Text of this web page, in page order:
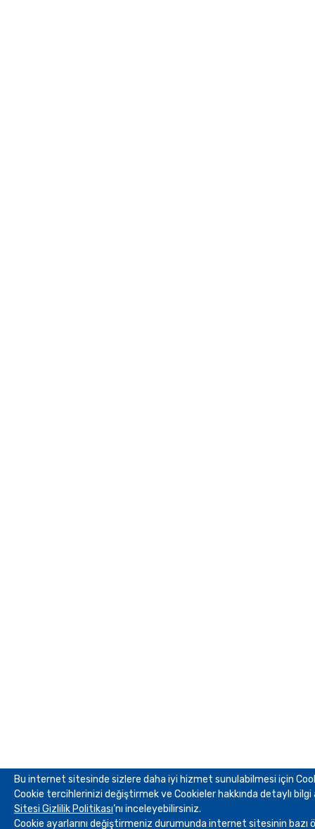
Bu internet sitesinde sizlere daha iyi hizmet sunulabilmesi için
Cookie tercihlerinizi değiştirmek ve Cookieler hakkında detaylı
Sitesi Gizlilik Politikası’nı inceleyebilirsiniz.
Cookie ayarlarını değiştirmeniz durumunda internet sitesinin bazı